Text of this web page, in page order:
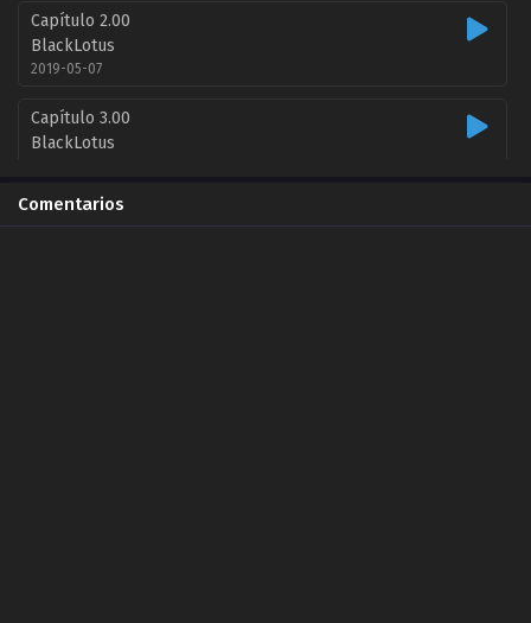
Capítulo 2.00
BlackLotus
2019-05-07
Capítulo 3.00
BlackLotus
Capítulo 4.00
Comentarios